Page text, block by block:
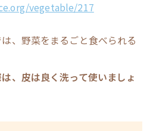
vegetable/217
、野菜をまるごと食べられる
、皮は良く洗って使いましょ